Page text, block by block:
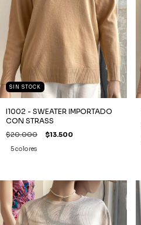
SIN STOCK
I1002 - SWEATER IMPORTADO
CON STRASS
$20.000 $13.500
5 colores